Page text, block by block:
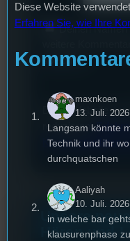
Deinen
speichern.
Diese Website
reduzieren.
Kommentardaten
Unsere
Hören und
Diese Website
Erfahren Sie, wie Ihre
maxnkoen
13. Juli.
Langsam könnte
Technik und ihr
durchquatschen
Aaliyah
10. Juli.
in welche bar
klausurenphase